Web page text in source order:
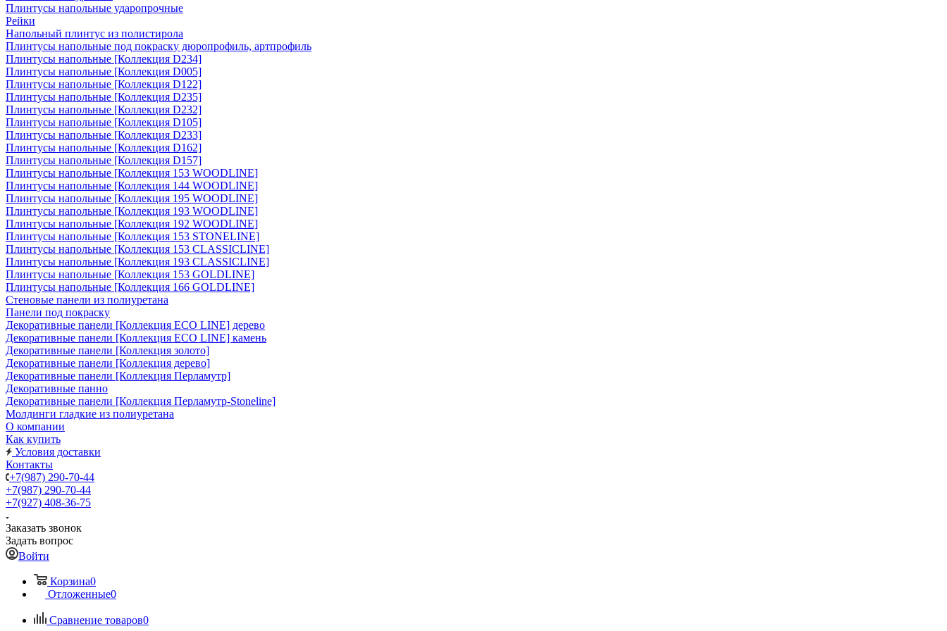
Плинтусы напольные ударопрочные
Рейки
Напольный плинтус из полистирола
Плинтусы напольные под покраску дюропрофиль, артпрофиль
Плинтусы напольные [Коллекция D234]
Плинтусы напольные [Коллекция D005]
Плинтусы напольные [Коллекция D122]
Плинтусы напольные [Коллекция D235]
Плинтусы напольные [Коллекция D232]
Плинтусы напольные [Коллекция D105]
Плинтусы напольные [Коллекция D233]
Плинтусы напольные [Коллекция D162]
Плинтусы напольные [Коллекция D157]
Плинтусы напольные [Коллекция 153 WOODLINE]
Плинтусы напольные [Коллекция 144 WOODLINE]
Плинтусы напольные [Коллекция 195 WOODLINE]
Плинтусы напольные [Коллекция 193 WOODLINE]
Плинтусы напольные [Коллекция 192 WOODLINE]
Плинтусы напольные [Коллекция 153 STONELINE]
Плинтусы напольные [Коллекция 153 CLASSICLINE]
Плинтусы напольные [Коллекция 193 CLASSICLINE]
Плинтусы напольные [Коллекция 153 GOLDLINE]
Плинтусы напольные [Коллекция 166 GOLDLINE]
Стеновые панели из полиуретана
Панели под покраску
Декоративные панели [Коллекция ECO LINE] дерево
Декоративные панели [Коллекция ECO LINE] камень
Декоративные панели [Коллекция золото]
Декоративные панели [Коллекция дерево]
Декоративные панели [Коллекция Перламутр]
Декоративные панно
Декоративные панели [Коллекция Перламутр-Stoneline]
Молдинги гладкие из полиуретана
О компании
Как купить
Условия доставки
Контакты
+7(987) 290-70-44
+7(987) 290-70-44
+7(927) 408-36-75
Заказать звонок
Задать вопрос
Войти
Корзина0
Отложенные0
Сравнение товаров0